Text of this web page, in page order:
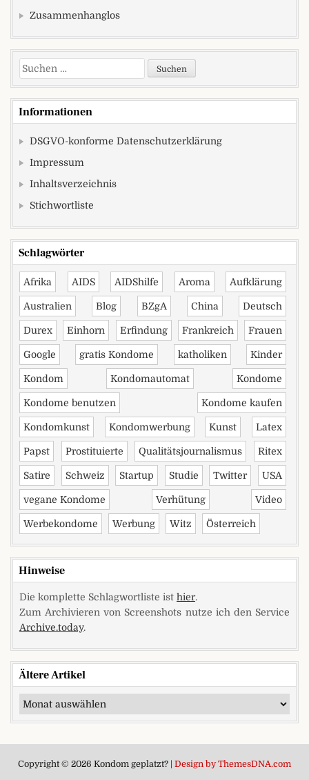
Zusammenhanglos
Suchen nach:
Informationen
DSGVO-konforme Datenschutzerklärung
Impressum
Inhaltsverzeichnis
Stichwortliste
Schlagwörter
Afrika AIDS AIDShilfe Aroma Aufklärung
Australien Blog BZgA China Deutsch
Durex Einhorn Erfindung Frankreich Frauen
Google gratis Kondome katholiken Kinder
Kondom Kondomautomat Kondome
Kondome benutzen Kondome kaufen
Kondomkunst Kondomwerbung Kunst Latex
Papst Prostituierte Qualitätsjournalismus Ritex
Satire Schweiz Startup Studie Twitter USA
vegane Kondome Verhütung Video
Werbekondome Werbung Witz Österreich
Hinweise
Die komplette Schlagwortliste ist hier.
Zum Archivieren von Screenshots nutze ich den Service
Archive.today.
Ältere Artikel
Ältere Artikel
Copyright © 2026 Kondom geplatzt? | Design by ThemesDNA.com